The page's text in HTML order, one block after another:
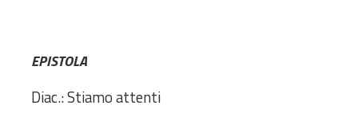
EPISTOLA
Diac.: Stiamo attenti